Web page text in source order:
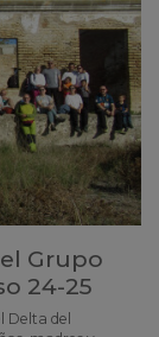
Grupo
24-25
Delta del